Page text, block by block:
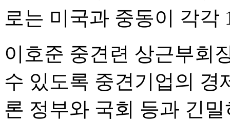
로는 미국과 중동이 각각
이호준 중견련 상근부회
수 있도록 중견기업의 경
론 정부와 국회 등과 긴